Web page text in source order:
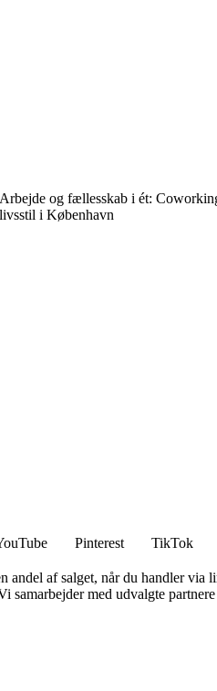
Arbejde og fællesskab i ét:
livsstil i København
Pinterest TikTok
af salget, når du handler via
med udvalgte